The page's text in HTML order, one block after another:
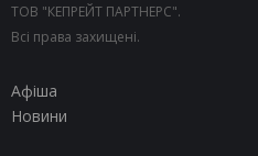
ТОВ "КЕПРЕЙТ ПАРТНЕРС".
Всі права захищені.
Афіша
Новини